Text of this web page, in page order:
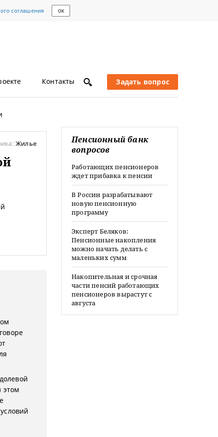
соглашения ОК
Контакты Задать вопрос
Жилье
этом
Пенсионный банк
вопросов
Работающих пенсионеров
ждет прибавка к пенсии
В России разрабатывают
новую пенсионную
программу
Эксперт Беляков:
Пенсионные накопления
можно начать делать с
маленьких сумм
Накопительная и срочная
части пенсий работающих
пенсионеров вырастут с
августа